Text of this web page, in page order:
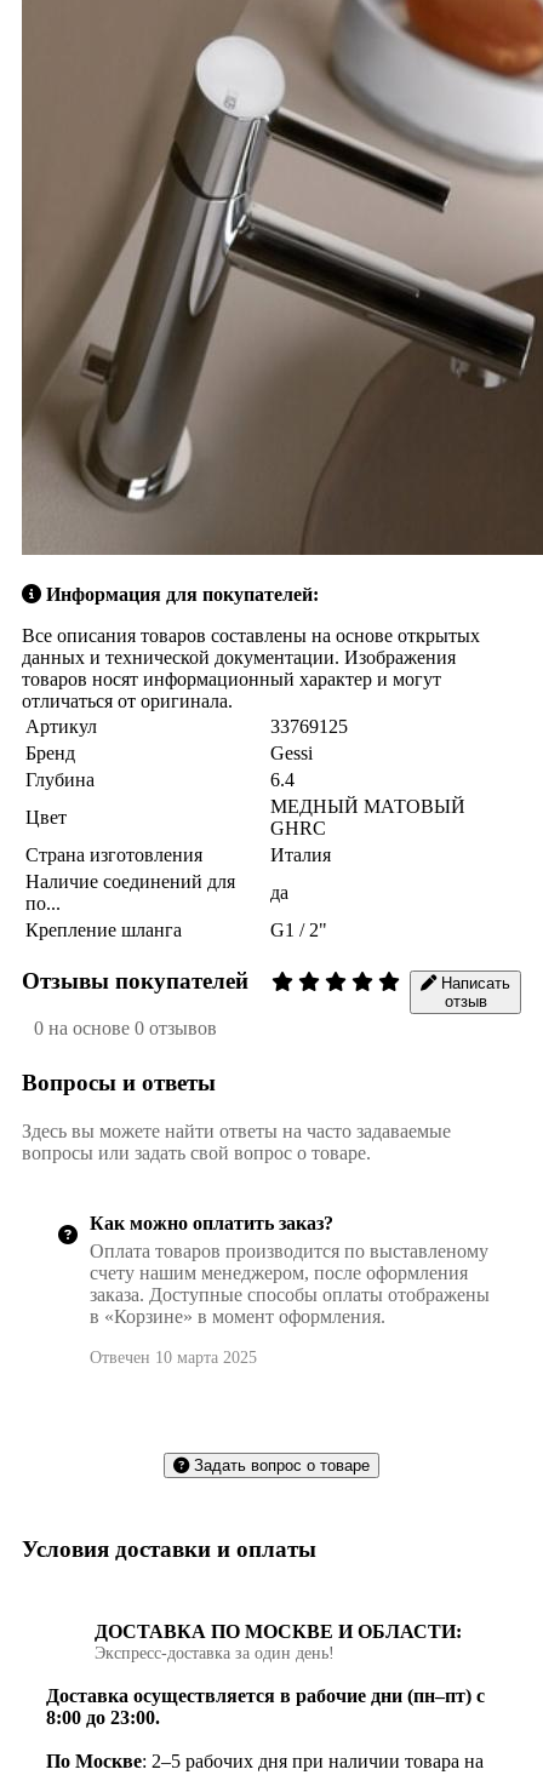
Информация для покупателей:
Все описания товаров составлены на основе открытых
данных и технической документации. Изображения
товаров носят информационный характер и могут
отличаться от оригинала.
Артикул
33769125
Бренд
Gessi
Глубина
6.4
Цвет
МЕДНЫЙ МАТОВЫЙ
GHRC
Страна изготовления
Италия
Наличие соединений для
по...
да
Крепление шланга
G1 / 2"
Отзывы покупателей
0 на основе 0 отзывов
Написать
отзыв
Вопросы и ответы
Здесь вы можете найти ответы на часто задаваемые
вопросы или задать свой вопрос о товаре.
Как можно оплатить заказ?
Оплата товаров производится по выставленому
счету нашим менеджером, после оформления
заказа. Доступные способы оплаты отображены
в «Корзине» в момент оформления.
Отвечен 10 марта 2025
Задать вопрос о товаре
Условия доставки и оплаты
ДОСТАВКА ПО МОСКВЕ И ОБЛАСТИ:
Экспресс‑доставка за один день!
Доставка осуществляется в рабочие дни (пн–пт) с
8:00 до 23:00.
По Москве: 2–5 рабочих дня при наличии товара на